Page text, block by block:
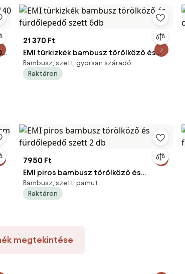
21 370 Ft
EMI türkizkék bambusz törölköző és
fürdőlepedő szett 6db
Bambusz, szett, gyorsan száradó
Raktáron
7950 Ft
EMI piros bambusz törölköző és
fürdőlepedő szett 2 db
Bambusz, szett, pamut
Raktáron
megtekintése